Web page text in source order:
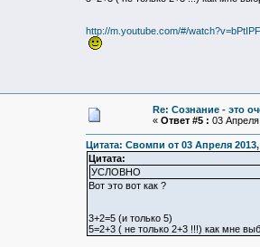
http://m.youtube.com/#/
Re: Сознание - это
« Ответ #5 : 03
Цитата: Свомпи от 03 Апреля
Цитата:
УСЛОВНО
Вот это вот как ?
3+2=5 (и только 5)
5=2+3 ( не только 2+3 !!!) как мне